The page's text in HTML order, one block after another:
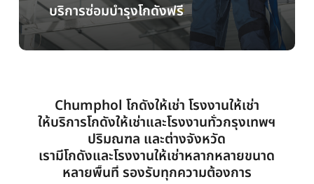
บริการซ่อมบำรุงโกดังฟรี
Chumphol โกดังให้เช่า โรงงานให้เช่า
ให้บริการโกดังให้เช่าและโรงงานทั่วกรุงเทพฯ
ปริมณฑล และต่างจังหวัด
เรามีโกดังและโรงงานให้เช่าหลากหลายขนาด
หลายพื้นที่ รองรับทุกความต้องการ